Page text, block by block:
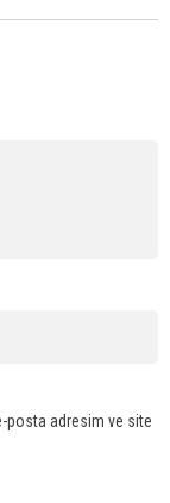
posta adresim ve site